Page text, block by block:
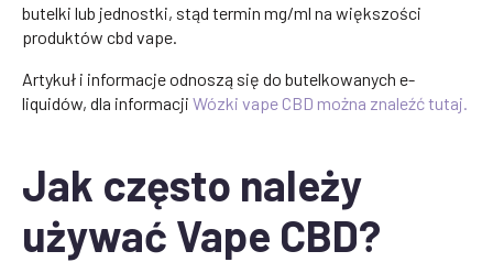
butelki lub jednostki, stąd termin mg/ml na większości
produktów cbd vape.
Artykuł i informacje odnoszą się do butelkowanych e-
liquidów, dla informacji Wózki vape CBD można znaleźć tutaj.
Jak często należy
używać Vape CBD?